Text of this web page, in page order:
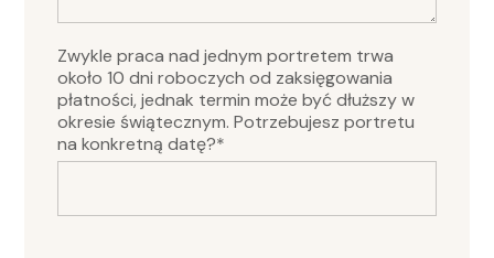
Zwykle praca nad jednym portretem trwa
około 10 dni roboczych od zaksięgowania
płatności, jednak termin może być dłuższy w
okresie świątecznym. Potrzebujesz portretu
na konkretną datę?*